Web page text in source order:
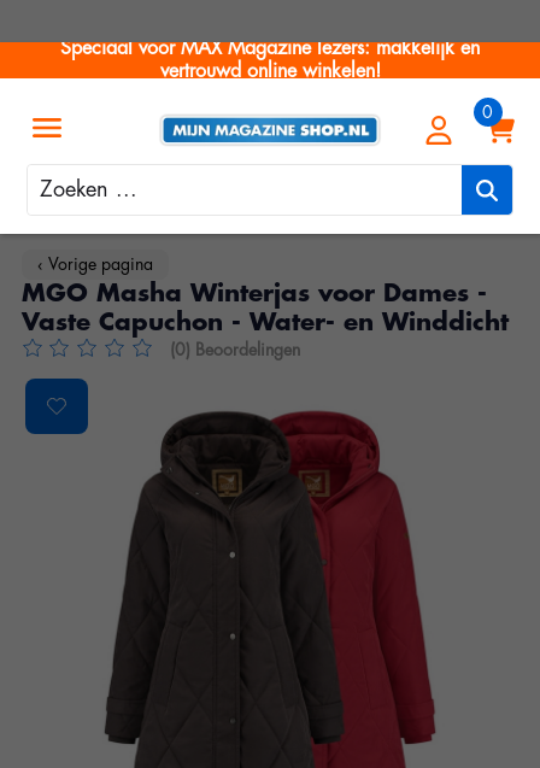
Speciaal voor MAX Magazine lezers: makkelijk en
vertrouwd online winkelen!
Zoeken
‹ Vorige pagina
MGO Masha Winterjas voor Dames -
Vaste Capuchon - Water- en Winddicht
De beoordeling van dit product is0van de 5
(0) Beoordelingen
Product image slideshow Items